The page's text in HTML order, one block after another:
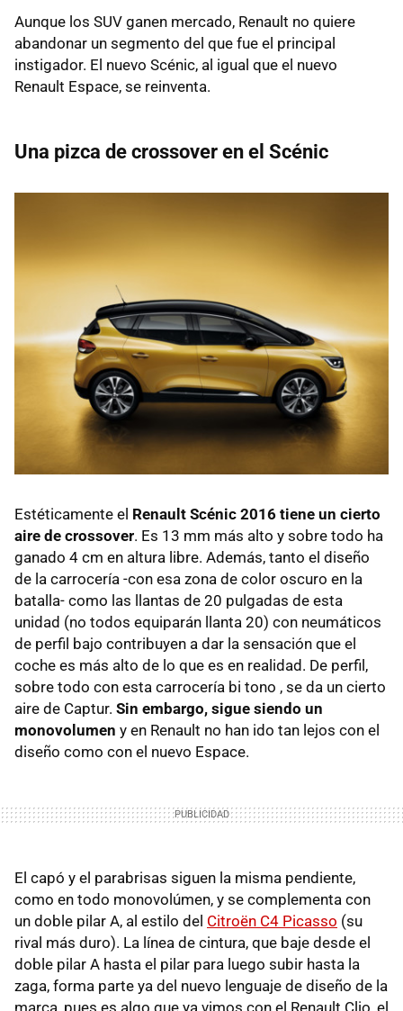
Aunque los SUV ganen mercado, Renault no quiere
abandonar un segmento del que fue el principal
instigador. El nuevo Scénic, al igual que el nuevo
Renault Espace, se reinventa.
Una pizca de crossover en el Scénic
Estéticamente el Renault Scénic 2016 tiene un cierto
aire de crossover. Es 13 mm más alto y sobre todo ha
ganado 4 cm en altura libre. Además, tanto el diseño
de la carrocería -con esa zona de color oscuro en la
batalla- como las llantas de 20 pulgadas de esta
unidad (no todos equiparán llanta 20) con neumáticos
de perfil bajo contribuyen a dar la sensación que el
coche es más alto de lo que es en realidad. De perfil,
sobre todo con esta carrocería bi tono , se da un cierto
aire de Captur. Sin embargo, sigue siendo un
monovolumen y en Renault no han ido tan lejos con el
diseño como con el nuevo Espace.
El capó y el parabrisas siguen la misma pendiente,
como en todo monovolúmen, y se complementa con
un doble pilar A, al estilo del Citroën C4 Picasso (su
rival más duro). La línea de cintura, que baje desde el
doble pilar A hasta el pilar para luego subir hasta la
zaga, forma parte ya del nuevo lenguaje de diseño de la
marca, pues es algo que ya vimos con el Renault Clio, el